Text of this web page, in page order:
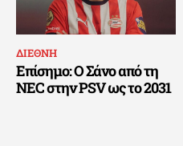
ΔΙΕΘΝΗ
Επίσημο: Ο Σάνο από τη
NEC στην PSV ως το 2031